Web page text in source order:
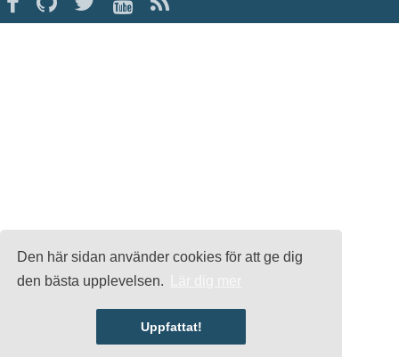
Den här sidan använder cookies för att ge dig
den bästa upplevelsen.
Uppfattat!